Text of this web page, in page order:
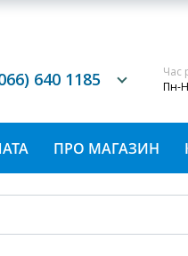
640 1185
Час
Пн-
ПРО МАГАЗИН